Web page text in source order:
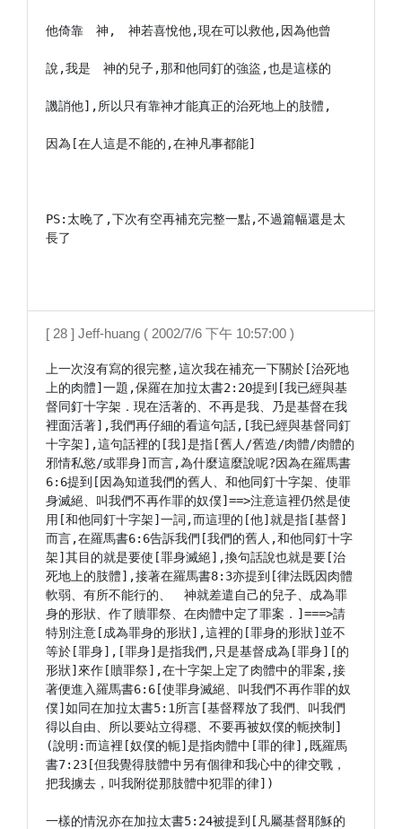
他倚靠　神,　神若喜悅他,現在可以救他,因為他曾
說,我是　神的兒子,那和他同釘的強盜,也是這樣的
譏誚他],所以只有靠神才能真正的治死地上的肢體,
因為[在人這是不能的,在神凡事都能]
PS:太晚了,下次有空再補充完整一點,不過篇幅還是太
長了
[ 28 ] Jeff-huang ( 2002/7/6 下午 10:57:00 )
上一次沒有寫的很完整,這次我在補充一下關於[治死地
上的肉體]一題,保羅在加拉太書2:20提到[我已經與基
督同釘十字架．現在活著的、不再是我、乃是基督在我
裡面活著],我們再仔細的看這句話,[我已經與基督同釘
十字架],這句話裡的[我]是指[舊人/舊造/肉體/肉體的
邪情私慾/或罪身]而言,為什麼這麼說呢?因為在羅馬書
6:6提到[因為知道我們的舊人、和他同釘十字架、使罪
身滅絕、叫我們不再作罪的奴僕]==>注意這裡仍然是使
用[和他同釘十字架]一詞,而這理的[他]就是指[基督]
而言,在羅馬書6:6告訴我們[我們的舊人,和他同釘十字
架]其目的就是要使[罪身滅絕],換句話說也就是要[治
死地上的肢體],接著在羅馬書8:3亦提到[律法既因肉體
軟弱、有所不能行的、　神就差遣自己的兒子、成為罪
身的形狀、作了贖罪祭、在肉體中定了罪案．]===>請
特別注意[成為罪身的形狀],這裡的[罪身的形狀]並不
等於[罪身],[罪身]是指我們,只是基督成為[罪身][的
形狀]來作[贖罪祭],在十字架上定了肉體中的罪案,接
著便進入羅馬書6:6[使罪身滅絕、叫我們不再作罪的奴
僕]如同在加拉太書5:1所言[基督釋放了我們、叫我們
得以自由、所以要站立得穩、不要再被奴僕的軛挾制]
(說明:而這裡[奴僕的軛]是指肉體中[罪的律],既羅馬
書7:23[但我覺得肢體中另有個律和我心中的律交戰，
把我擄去，叫我附從那肢體中犯罪的律])
一樣的情況亦在加拉太書5:24被提到[凡屬基督耶穌的